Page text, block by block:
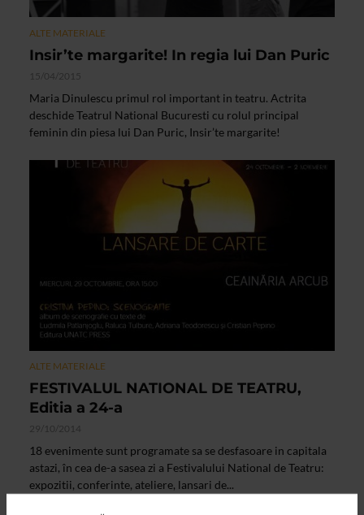
ALTE MATERIALE
Insir’te margarite! In regia lui Dan Puric
15/04/2015
Maria Dinulescu primul rol important in teatru. Actrita
deschide Teatrul National Bucuresti cu rolul principal
feminin din piesa lui Dan Puric, Insir’te margarite!
ALTE MATERIALE
FESTIVALUL NATIONAL DE TEATRU,
Editia a 24-a
29/10/2014
18 evenimente sunt programate sa se desfasoare in capitala
astazi, în cea de-a sasea zi a Festivalului National de Teatru:
expozitii, conferinte, ateliere, lansari de...